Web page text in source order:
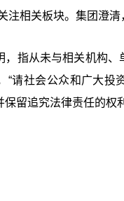
注相关板块。集团澄
，指从未与相关机构
“请社会公众和广大
留追究法律责任的权